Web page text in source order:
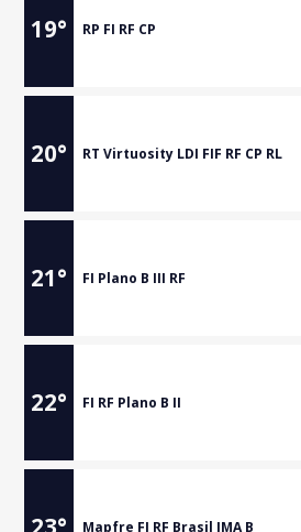
19° RP FI RF CP
20° RT Virtuosity LDI FIF RF CP RL
21° FI Plano B III RF
22° FI RF Plano B II
Mapfre FI RF Brasil IMA B